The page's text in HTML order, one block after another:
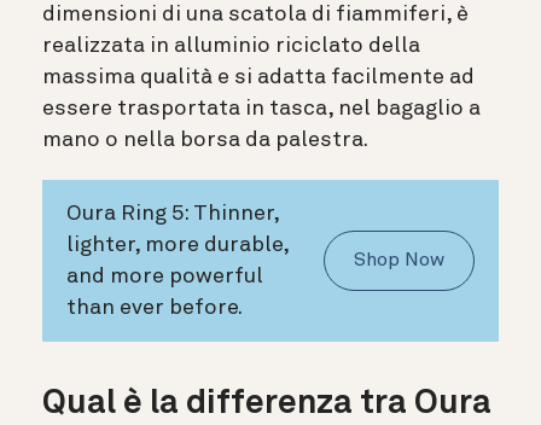
dimensioni di una scatola di fiammiferi, è
realizzata in alluminio riciclato della
massima qualità e si adatta facilmente ad
essere trasportata in tasca, nel bagaglio a
mano o nella borsa da palestra.
Oura Ring 5: Thinner,
lighter, more durable,
and more powerful
than ever before.
Shop Now
Qual è la differenza tra Oura